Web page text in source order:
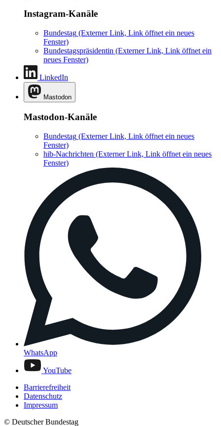
Instagram-Kanäle
Bundestag (Externer Link, Link öffnet ein neues
Fenster)
Bundestagspräsidentin (Externer Link, Link öffnet ein
neues Fenster)
LinkedIn
Mastodon
Mastodon-Kanäle
Bundestag (Externer Link, Link öffnet ein neues
Fenster)
hib-Nachrichten (Externer Link, Link öffnet ein neues
Fenster)
WhatsApp
YouTube
Barrierefreiheit
Datenschutz
Impressum
© Deutscher Bundestag